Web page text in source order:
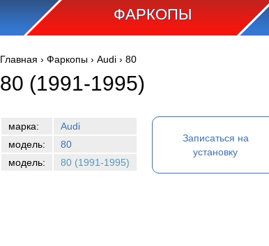
ФАРКОПЫ
Вы здесь
Главная › Фаркопы › Audi › 80
80 (1991-1995)
марка:
Audi
модель:
80
модель:
80 (1991-1995)
Записаться на
установку